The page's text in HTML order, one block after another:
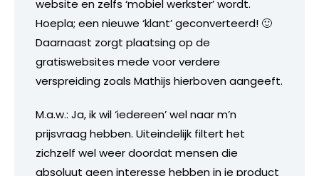
website en zelfs ‘mobiel werkster’ wordt.
Hoepla; een nieuwe ‘klant’ geconverteerd! 🙂
Daarnaast zorgt plaatsing op de
gratiswebsites mede voor verdere
verspreiding zoals Mathijs hierboven aangeeft.
M.a.w.: Ja, ik wil ‘iedereen’ wel naar m’n
prijsvraag hebben. Uiteindelijk filtert het
zichzelf wel weer doordat mensen die
absoluut geen interesse hebben in je product